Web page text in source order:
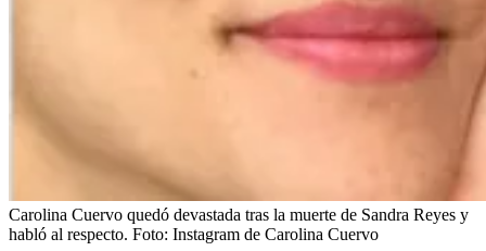
Carolina Cuervo quedó devastada tras la muerte de Sandra Reyes y
habló al respecto. Foto: Instagram de Carolina Cuervo